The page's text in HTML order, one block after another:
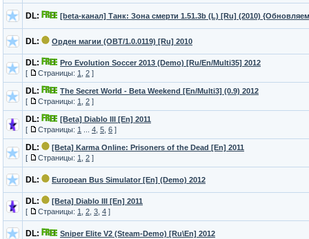
DL: [beta-канал] Танк: Зона смерти 1.51.3b (L) [Ru] (2010)
DL: Орден магии (OBT/1.0.0119) [Ru] 2010
DL:
Pro Evolution Soccer 2013 (Demo) [Ru/En/Multi35] 2012
[
Страницы: 1 2 ]
DL:
The Secret World - Beta Weekend [En/Multi3] (0.9) 2012
[
Страницы: 1 2 ]
DL:
[Beta] Diablo III [En] 2011
[
Страницы: 1 4 5 6 ]
DL:
[Beta] Karma Online: Prisoners of the Dead [En] 2011
[
Страницы: 1 2 ]
DL: European Bus Simulator [En] (Demo) 2012
DL:
[Beta] Diablo III [En] 2011
[
Страницы: 1 2 3 4 ]
DL: Sniper Elite V2 (Steam-Demo) [Ru\En] 2012